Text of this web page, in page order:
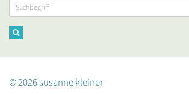
© 2026 susanne kleiner